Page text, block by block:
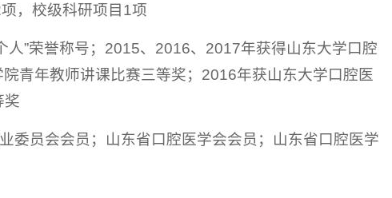
，校级科研项目1项
”荣誉称号；2015、2016、2017年获得山东大学口腔
青年教师讲课比赛三等奖；2016年获山东大学口腔医
奖
委员会会员；山东省口腔医学会会员；山东省口腔医学